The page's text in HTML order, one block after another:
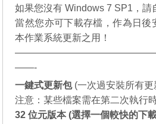
如果您沒有Windows 7 SP1 ，請
當然您亦可下載存檔，作為日後
本作業系統更新之用！
——-
一鍵式更新包(一次過安裝所有更
注意：某些檔案需在第二次執行
32 位元版本 (選擇一個較快的下